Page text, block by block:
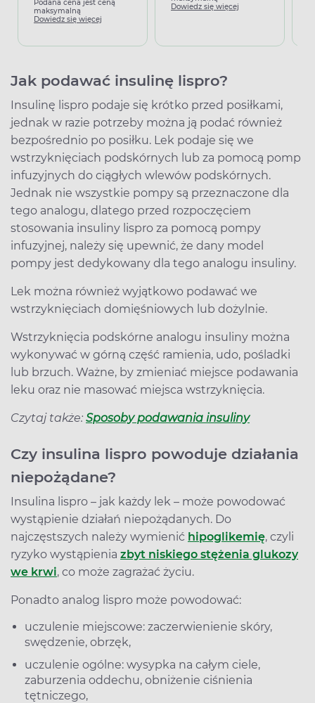
Podana cena jest ceną
maksymalną
Dowiedz się więcej
Dowiedz się więcej
Jak podawać insulinę lispro?
Insulinę lispro podaje się krótko przed posiłkami,
jednak w razie potrzeby można ją podać również
bezpośrednio po posiłku. Lek podaje się we
wstrzyknięciach podskórnych lub za pomocą pomp
infuzyjnych do ciągłych wlewów podskórnych.
Jednak nie wszystkie pompy są przeznaczone dla
tego analogu, dlatego przed rozpoczęciem
stosowania insuliny lispro za pomocą pompy
infuzyjnej, należy się upewnić, że dany model
pompy jest dedykowany dla tego analogu insuliny.
Lek można również wyjątkowo podawać we
wstrzyknięciach domięśniowych lub dożylnie.
Wstrzyknięcia podskórne analogu insuliny można
wykonywać w górną część ramienia, udo, pośladki
lub brzuch. Ważne, by zmieniać miejsce podawania
leku oraz nie masować miejsca wstrzyknięcia.
Czytaj także: Sposoby podawania insuliny
Czy insulina lispro powoduje działania
niepożądane?
Insulina lispro – jak każdy lek – może powodować
wystąpienie działań niepożądanych. Do
najczęstszych należy wymienić hipoglikemię, czyli
ryzyko wystąpienia zbyt niskiego stężenia glukozy
we krwi, co może zagrażać życiu.
Ponadto analog lispro może powodować:
uczulenie miejscowe: zaczerwienienie skóry,
swędzenie, obrzęk,
uczulenie ogólne: wysypka na całym ciele,
zaburzenia oddechu, obniżenie ciśnienia
tętniczego,